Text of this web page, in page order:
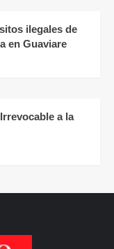
ilegales de
en Guaviare
a la